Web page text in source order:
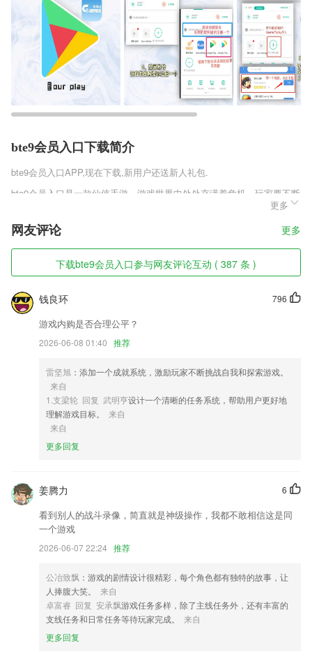
bte9会员入口下载简介
bte9会员入口APP,现在下载,新用户还送新人礼包.
bte9会员入口是一款仙侠手游，游戏世界中处处充满着危机，玩家要不断
变的强大才能生存，在这个世界中只有强者为尊，还有多种的游戏模式，
多种的玩法能让玩家保持新鲜感，还有很多的原创剧情的加入，让本就精
彩的游戏世界更加的丰富充实了。
bte9会员入口软件特色
1,全程app操作，蓝牙直连，寻车、订车、控车、还车，支付、评价、咨
询，方便快捷，享受自由、智能、便捷的操控。
2,在线的阅读是很流畅的，支持多种阅读模式随你切换
3,自由的为每个文档添加标签，这样就能进行个性化的管理；
5,在线编辑
6,实现大医院网上挂号，门诊付款，住院/出院结算，以及各种实验室和
检查报告的查询。
bte9会员入口软件优势
2.包括专题探究、知识归纳、中考专项、方法突破和错题笔记，让你轻松
应对考试；
3.搜索课程学习，帮助2265用户在最短时间查看合适课程，便捷学习知
4.刻意练习，“步步为营”，大数据同步记录家庭成长轨迹
5.是学习音乐的基础，要准确的听辨和视唱出音阶、音程、节奏、旋律必
须学习视唱练耳;
6.· 个人中心功能完善，帮您轻松学习
bte9会员入口更新了什么?
更多
网友评论 更多
下载bte9会员入口参与网友评论互动 ( 387 条 )
796
钱良环
游戏内购是否合理公平？
2026-06-08 01:40 推荐
雷坚旭 ：添加一个成就系统，激励玩家不断挑战自我和探索游戏。
来自
1.支梁轮 回复 武明亨设计一个清晰的任务系统，帮助用户更好地
理解游戏目标。
来自
来自
更多回复
6
姜腾力
看到别人的战斗录像，简直就是神级操作，我都不敢相信这是同
一个游戏
2026-06-07 22:24 推荐
公冶致飘 ：游戏的剧情设计很精彩，每个角色都有独特的故事，让
人捧腹大笑。
来自
卓富睿 回复 安承飘游戏任务多样，除了主线任务外，还有丰富的
支线任务和日常任务等待玩家完成。
来自
更多回复